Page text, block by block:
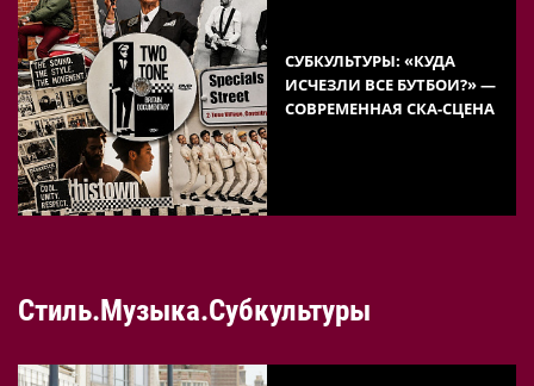
СУБКУЛЬТУРЫ: «КУДА
ИСЧЕЗЛИ ВСЕ БУТБОИ?» —
СОВРЕМЕННАЯ СКА-СЦЕНА
Стиль.Музыка.Субкультуры